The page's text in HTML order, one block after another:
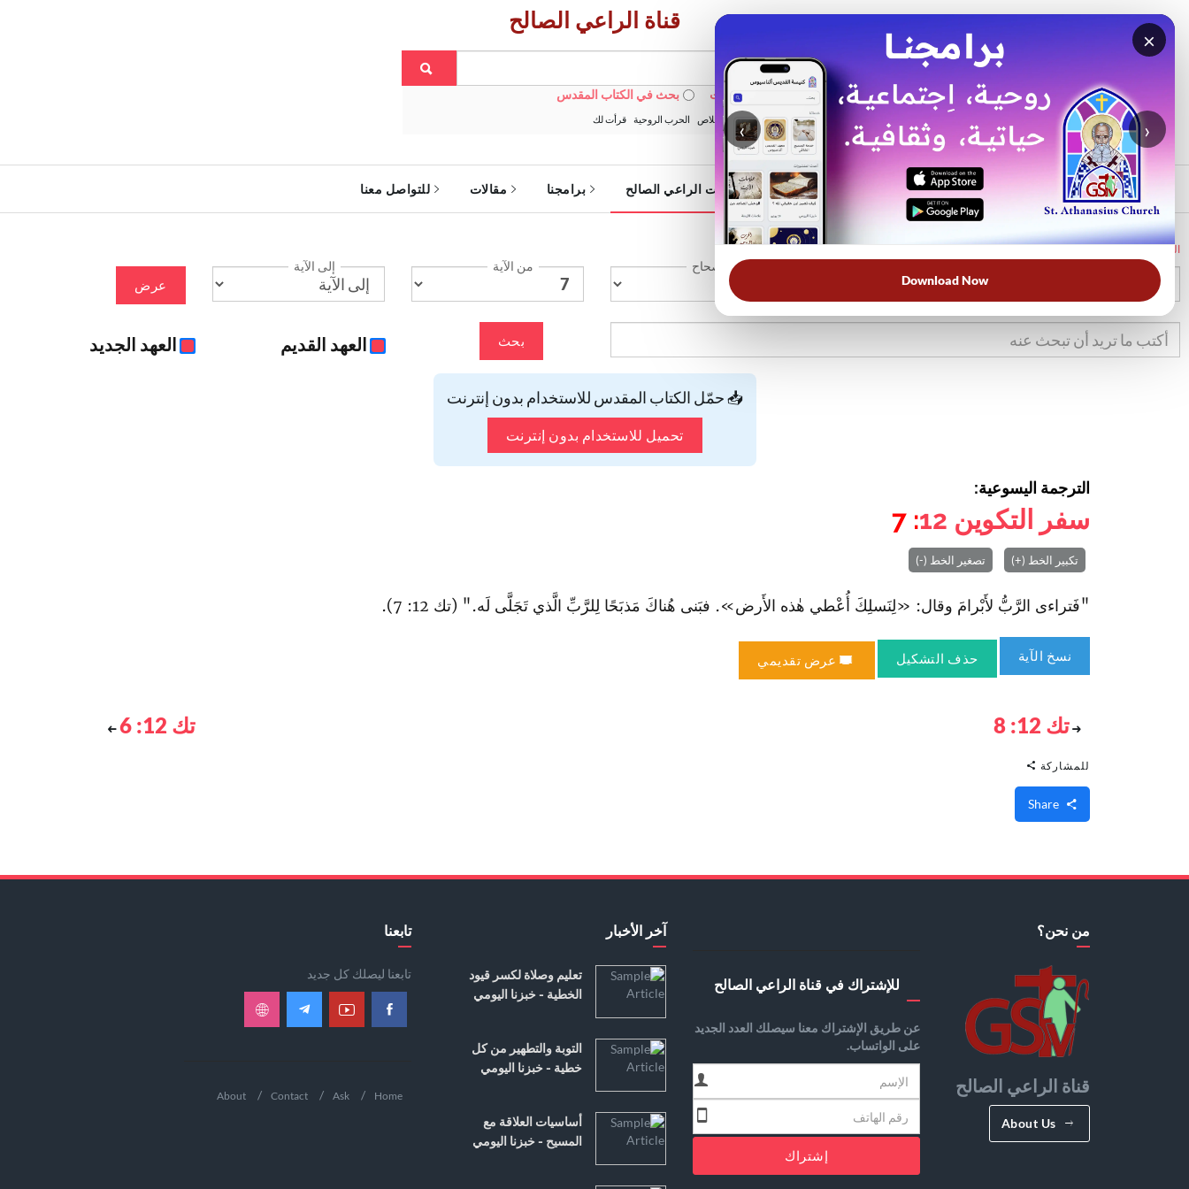
×
‹ ›
Download Now
قناة الراعي الصالح
بحث في الويبسايت بحث في الكتاب المقدس
الأكثر بحثًا: خبزنا اليومي الخلاص الحرب الروحية قرأت لك
الرئيسية خدمات الراعي الصالح برامجنا مقالات للتواصل معنا
الرئيسية
الإصحاح من الآية إلى الآية
عرض
بحث العهد القديم العهد الجديد
📥 حمّل الكتاب المقدس للاستخدام بدون إنترنت
تحميل للاستخدام بدون إنترنت
الترجمة اليسوعية:
سفر التكوين 12
: 7
تكبير الخط (+) تصغير الخط (-)
"فَتراءى الرَّبُّ لأَبْرامَ وقال: «لِنَسلِكَ أُعْطي هٰذه الأَرض». فبَنى هُناكَ مَذبَحًا لِلرَّبِّ الَّذي تَجَلَّى لَه." (تك 12: 7).
نسخ الآية حذف التشكيل عرض تقديمي
تك 12: 8 تك 12: 6
للمشاركة
من نحن؟
قناة الراعي الصالح
About Us
للإشتراك في قناة الراعي الصالح
عن طريق الإشتراك معنا سيصلك العدد الجديد
على الواتساب.
إشتراك
آخر الأخبار
تعليم وصلاة لكسر قيود
الخطية - خبزنا اليومي
التوبة والتطهير من كل
خطية - خبزنا اليومي
أساسيات العلاقة مع
المسيح - خبزنا اليومي
تابعنا
تابعنا ليصلك كل جديد
Home
Ask
Contact
About